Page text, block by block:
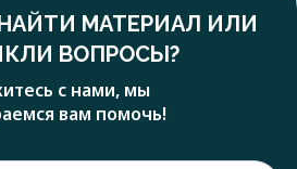
МАТЕРИАЛ ИЛИ
ВОПРОСЫ?
с нами, мы
вам помочь!